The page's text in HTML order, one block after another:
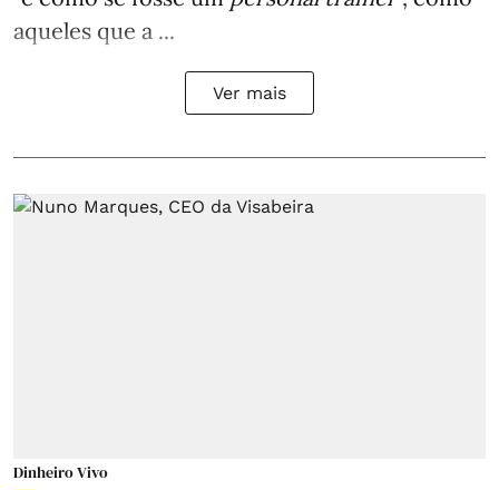
aqueles que a ...
Ver mais
Dinheiro Vivo